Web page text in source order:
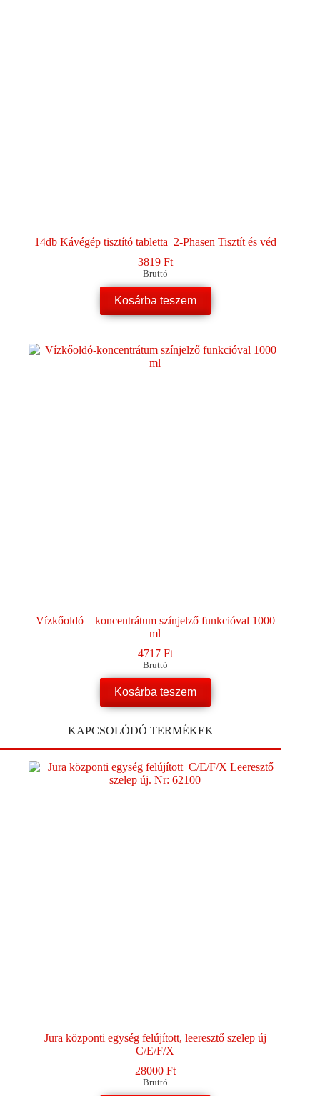
14db Kávégép tisztító tabletta 2-Phasen Tisztít és véd
3819 Ft
Bruttó
Kosárba teszem
Vízkőoldó – koncentrátum színjelző funkcióval 1000
ml
4717 Ft
Bruttó
Kosárba teszem
KAPCSOLÓDÓ TERMÉKEK
Jura központi egység felújított, leeresztő szelep új
C/E/F/X
28000 Ft
Bruttó